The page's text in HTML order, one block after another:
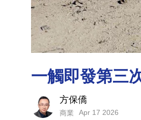
一觸即發第三
方保僑
商業 Apr 17 2026